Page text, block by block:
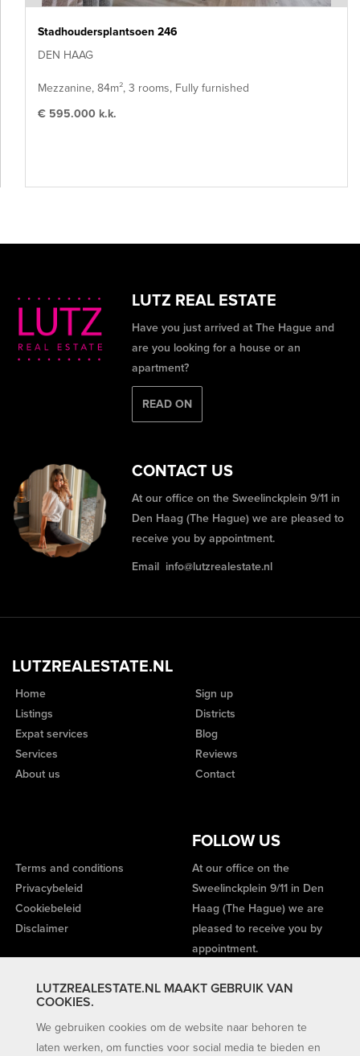
LUTZREALESTATE.NL MAAKT GEBRUIK VAN
COOKIES.
We gebruiken cookies om de website naar behoren te
laten werken, om functies voor social media te bieden en
Stadhoudersplantsoen 246
DEN HAAG
Mezzanine, 84m², 3 rooms, Fully furnished
€ 595.000 k.k.
LUTZ REAL ESTATE
Have you just arrived at The Hague and
are you looking for a house or an
apartment?
READ ON
CONTACT US
At our office on the Sweelinckplein 9/11 in
Den Haag (The Hague) we are pleased to
receive you by appointment.
Email info@lutzrealestate.nl
LUTZREALESTATE.NL
Home
Listings
Expat services
Services
About us
Sign up
Districts
Blog
Reviews
Contact
FOLLOW US
Terms and conditions
Privacybeleid
Cookiebeleid
Disclaimer
At our office on the
Sweelinckplein 9/11 in Den
Haag (The Hague) we are
pleased to receive you by
appointment.